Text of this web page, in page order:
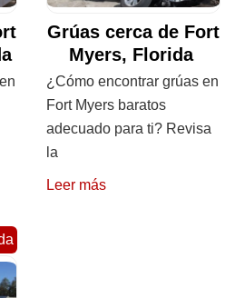
Grúas cerca de Fort
Myers, Florida
¿Cómo encontrar grúas en
Fort Myers baratos
adecuado para ti? Revisa
la
Leer más